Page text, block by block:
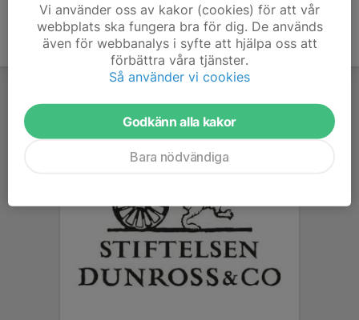
Vi använder oss av kakor (cookies) för att vår
webbplats ska fungera bra för dig. De används
även för webbanalys i syfte att hjälpa oss att
förbättra våra tjänster.
Så använder vi cookies
Godkänn alla kakor
Bara nödvändiga